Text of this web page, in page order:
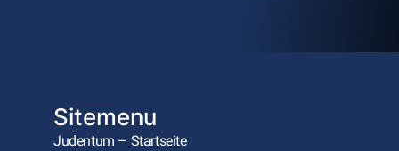
Sitemenu
Judentum – Startseite